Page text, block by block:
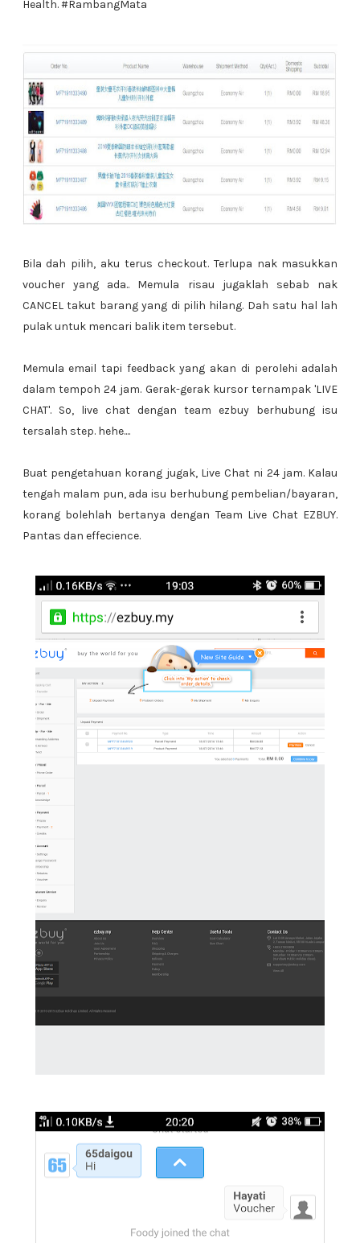
Health. #RambangMata
Bila dah pilih, aku terus checkout. Terlupa nak masukkan
voucher yang ada.. Memula risau jugaklah sebab nak
CANCEL takut barang yang di pilih hilang. Dah satu hal lah
pulak untuk mencari balik item tersebut.
Memula email tapi feedback yang akan di perolehi adalah
dalam tempoh 24 jam. Gerak-gerak kursor ternampak 'LIVE
CHAT'. So, live chat dengan team ezbuy berhubung isu
tersalah step. hehe....
Buat pengetahuan korang jugak, Live Chat ni 24 jam. Kalau
tengah malam pun, ada isu berhubung pembelian/bayaran,
korang bolehlah bertanya dengan Team Live Chat EZBUY.
Pantas dan effecience.